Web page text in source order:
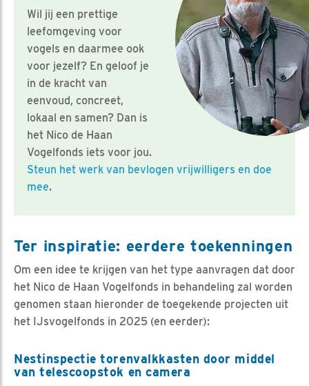
Wil jij een prettige
leefomgeving voor
vogels en daarmee ook
voor jezelf? En geloof je
in de kracht van
eenvoud, concreet,
lokaal en samen? Dan is
het Nico de Haan
Vogelfonds iets voor jou.
Steun het werk van bevlogen vrijwilligers en doe
mee.
Ter inspiratie: eerdere toekenningen
Om een idee te krijgen van het type aanvragen dat door
het Nico de Haan Vogelfonds in behandeling zal worden
genomen staan hieronder de toegekende projecten uit
het IJsvogelfonds in 2025 (en eerder):
Nestinspectie torenvalkkasten door middel
van telescoopstok en camera